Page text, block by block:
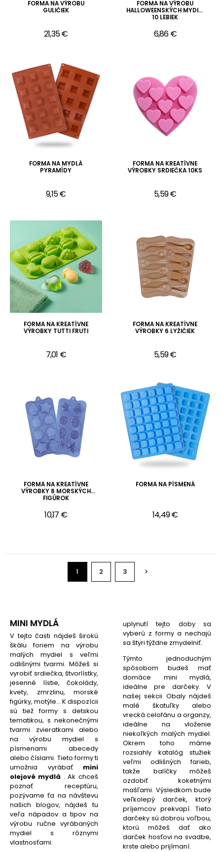
FORMA NA VÝROBU
GULIČIEK
21,35 €
FORMA NA VÝROBU
HALLOWEENSKÝCH MYDIEL
10 LEBIEK
6,86 €
FORMA NA MYDLÁ
PYRAMÍDY
9,15 €
FORMA NA KREATÍVNE
VÝROBKY SRDIEČKA 10KS
5,59 €
FORMA NA KREATÍVNE
VÝROBKY TUTTI FRUTI
7,01 €
FORMA NA KREATÍVNE
VÝROBKY 6 LYŽIČIEK
5,59 €
FORMA NA KREATÍVNE
VÝROBKY 8 MORSKÝCH
FIGÚROK
10,17 €
FORMA NA PÍSMENÁ
14,49 €
1 2 3 
MINI MYDLÁ
V tejto časti nájdeš širokú
škálu foriem na výrobu
malých mydiel s veľmi
odlišnými tvarmi. Môžeš si
vyrobiť srdiečka, štvorlístky,
jesenné lístie, čokolády,
kvety, zmrzlinu, morské
figúrky, motýle... K dispozícii
sú tiež formy s detskou
tematikou, s nekonečnými
tvarmi zvieratkami alebo
na výrobu mydiel s
písmenami abecedy
alebo číslami. Tieto formy ti
umožnia vyrábať mini
olejové mydlá . Ak chceš
poznať receptúru,
pozývame ťa na návštevu
našich blogov, nájdeš tu
veľa nápadov a tipov na
výrobu ručne vyrábaných
mydiel s rôznymi
vlastnosťami.
uplynutí tejto doby sa
vyberú z formy a nechajú
sa štyri týždne zmydelniť.
Týmto jednoduchým
spôsobom budeš mať
domáce mini mydlá,
ideálne pre darčeky. V
našej sekcii Obaly nájdeš
malé škatuľky alebo
vrecká celofánu a organzy,
ideálne na vloženie
niekoľkých malých mydiel.
Okrem toho máme
rozsiahly katalóg stužiek
veľmi odlišných farieb,
takže balíčky môžeš
ozdobiť koketnými
mašľami. Výsledkom bude
veľkolepý darček, ktorý
príjemcov prekvapí. Tieto
darčeky sú dobrou voľbou,
ktorú môžeš dať ako
darček hosťovi na svadbe,
krste alebo prijímaní.